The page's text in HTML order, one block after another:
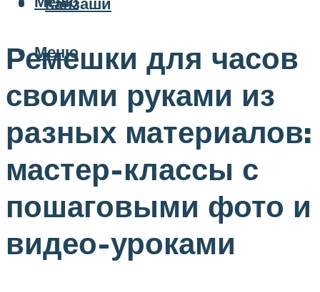
Меню
Ремешки для часов
своими руками из
разных материалов:
мастер-классы с
пошаговыми фото и
видео-уроками